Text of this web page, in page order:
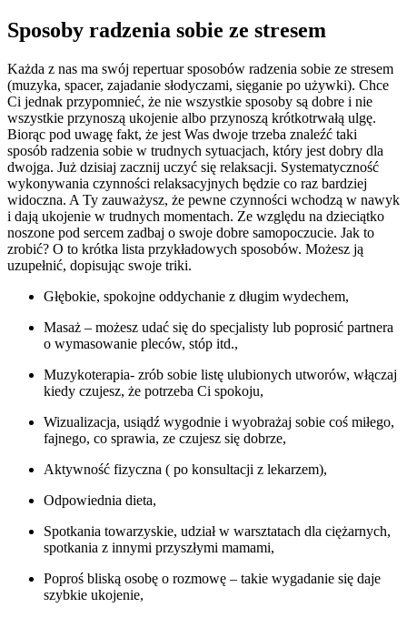
Sposoby radzenia sobie ze stresem
Każda z nas ma swój repertuar sposobów radzenia sobie ze stresem
(muzyka, spacer, zajadanie słodyczami, sięganie po używki). Chce
Ci jednak przypomnieć, że nie wszystkie sposoby są dobre i nie
wszystkie przynoszą ukojenie albo przynoszą krótkotrwałą ulgę.
Biorąc pod uwagę fakt, że jest Was dwoje trzeba znaleźć taki
sposób radzenia sobie w trudnych sytuacjach, który jest dobry dla
dwojga. Już dzisiaj zacznij uczyć się relaksacji. Systematyczność
wykonywania czynności relaksacyjnych będzie co raz bardziej
widoczna. A Ty zauważysz, że pewne czynności wchodzą w nawyk
i dają ukojenie w trudnych momentach. Ze względu na dzieciątko
noszone pod sercem zadbaj o swoje dobre samopoczucie. Jak to
zrobić? O to krótka lista przykładowych sposobów. Możesz ją
uzupełnić, dopisując swoje triki.
Głębokie, spokojne oddychanie z długim wydechem,
Masaż – możesz udać się do specjalisty lub poprosić partnera
o wymasowanie pleców, stóp itd.,
Muzykoterapia- zrób sobie listę ulubionych utworów, włączaj
kiedy czujesz, że potrzeba Ci spokoju,
Wizualizacja, usiądź wygodnie i wyobrażaj sobie coś miłego,
fajnego, co sprawia, ze czujesz się dobrze,
Aktywność fizyczna ( po konsultacji z lekarzem),
Odpowiednia dieta,
Spotkania towarzyskie, udział w warsztatach dla ciężarnych,
spotkania z innymi przyszłymi mamami,
Poproś bliską osobę o rozmowę – takie wygadanie się daje
szybkie ukojenie,